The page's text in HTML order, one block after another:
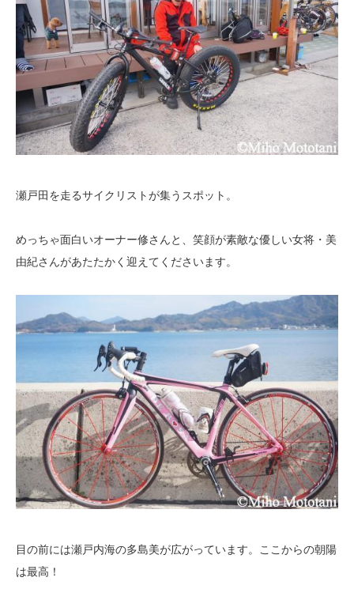
瀬戸田を走るサイクリストが集うスポット。
めっちゃ面白いオーナー修さんと、笑顔が素敵な優しい女将・美
由紀さんがあたたかく迎えてくださいます。
目の前には瀬戸内海の多島美が広がっています。ここからの朝陽
は最高！